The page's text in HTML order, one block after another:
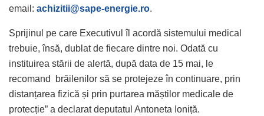
email: achizitii@sape-energie.ro.
Sprijinul pe care Executivul îl acordă sistemului medical
trebuie, însă, dublat de fiecare dintre noi. Odată cu
instituirea stării de alertă, după data de 15 mai, le
recomand brăilenilor să se protejeze în continuare, prin
distanțarea fizică și prin purtarea măștilor medicale de
protecție” a declarat deputatul Antoneta Ioniță.